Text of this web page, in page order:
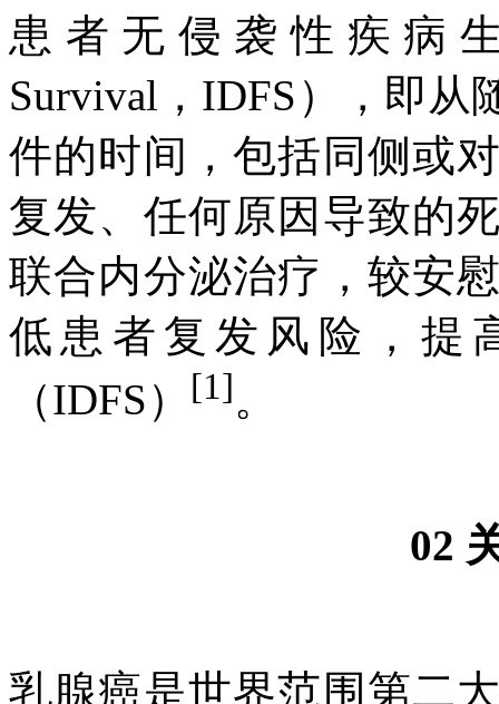
患者无侵袭性疾病生
Survival，IDFS），即从
件的时间，包括同侧或
复发、任何原因导致的
联合内分泌治疗，较安
低患者复发风险，提
（IDFS）
[1]。
02
乳腺癌是世界范围第二